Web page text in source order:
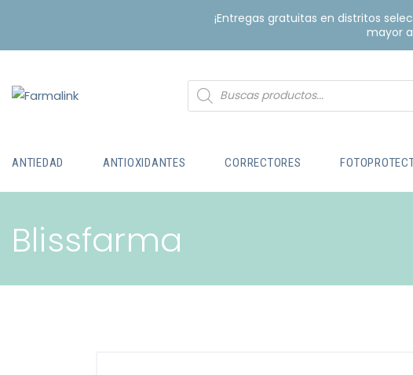
¡Entregas gratuitas en distritos
mayor
ANTIEDAD ANTIOXIDANTES CORRECTORES
Blissfarma